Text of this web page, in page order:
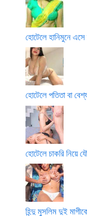
হোটেলে হানিমুনে
হোটেলে পতিতা বা
হোটেলে চাকরি নিয়ে
হিন্দু মুসলিম দুই